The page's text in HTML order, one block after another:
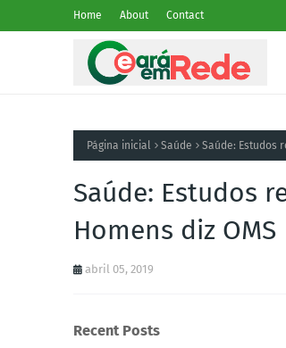
Home About Contact
Página inicial Saúde Saúde: Estudos
Saúde: Estudos
Homens diz OMS
abril 05, 2019
Recent Posts